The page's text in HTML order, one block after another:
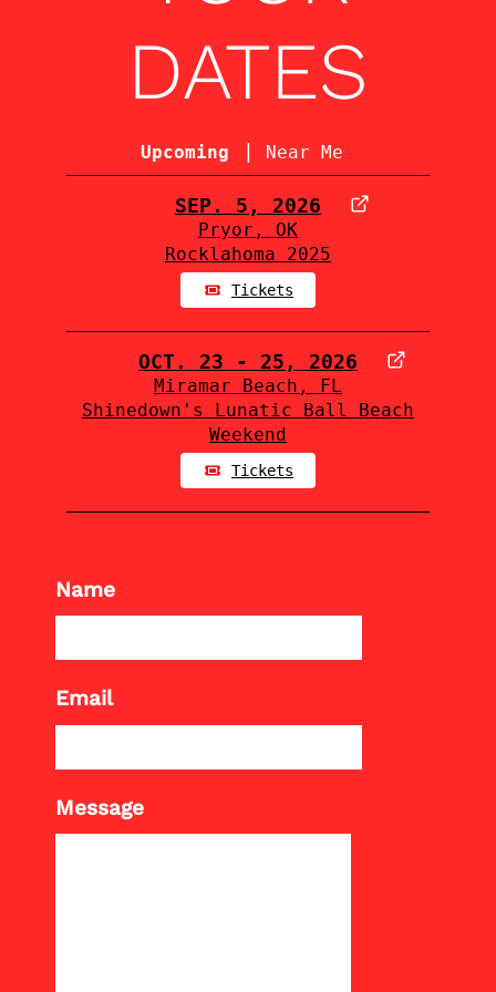
DATES
Upcoming Near Me
SEP. 5, 2026
Pryor, OK
Rocklahoma 2025
Tickets
OCT. 23 - 25, 2026
Miramar Beach, FL
Shinedown's Lunatic Ball Beach
Weekend
Tickets
Name
Email
Message